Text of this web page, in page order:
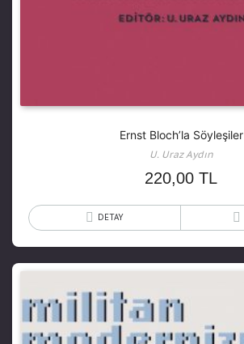
Ernst Bloch’la Söyleşiler
U. Uraz Aydın
220,00 TL
DETAY